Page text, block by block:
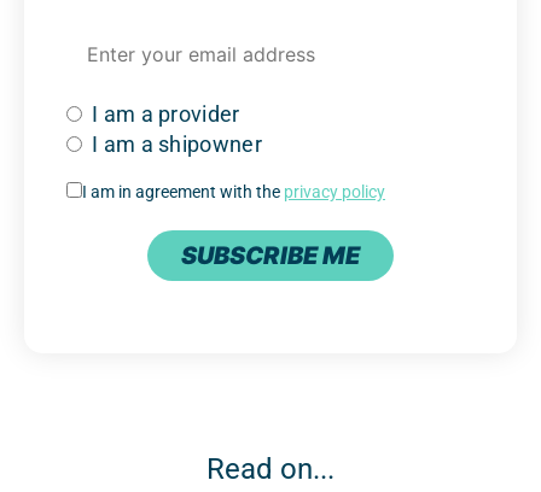
I am a provider
I am a shipowner
I am in agreement with the privacy policy
SUBSCRIBE ME
Read on...